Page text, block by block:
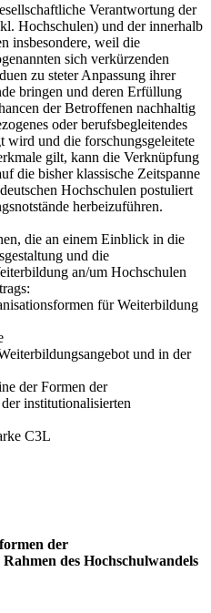
Verantwortung der
Hochschulen) und der innerhalb
insbesondere, weil die
sich verkürzenden
zu steter Anpassung ihrer
bringen und deren Erfüllung
der Betroffenen nachhaltig
oder berufsbegleitendes
wird und die forschungsgeleitete
gilt, kann die Verknüpfung
die bisher klassische Zeitspanne
Hochschulen postuliert
herbeizuführen.
die an einem Einblick in die
und die
an/um Hochschulen
für Weiterbildung
und in der
der Formen der
institutionalisierten
C3L
der
des Hochschulwandels